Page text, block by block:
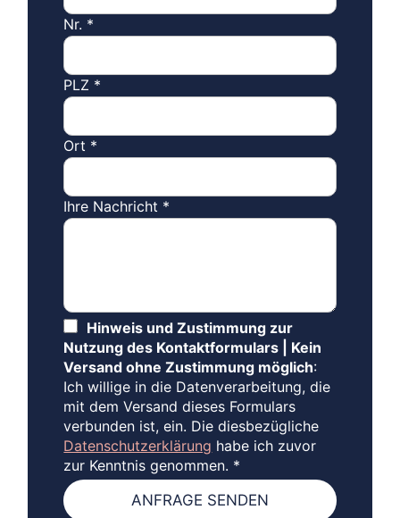
Nr. *
PLZ *
Ort *
Ihre Nachricht *
Hinweis und Zustimmung zur
Nutzung des Kontaktformulars | Kein
Versand ohne Zustimmung möglich:
Ich willige in die Datenverarbeitung, die
mit dem Versand dieses Formulars
verbunden ist, ein. Die diesbezügliche
Datenschutzerklärung habe ich zuvor
zur Kenntnis genommen. *
ANFRAGE SENDEN